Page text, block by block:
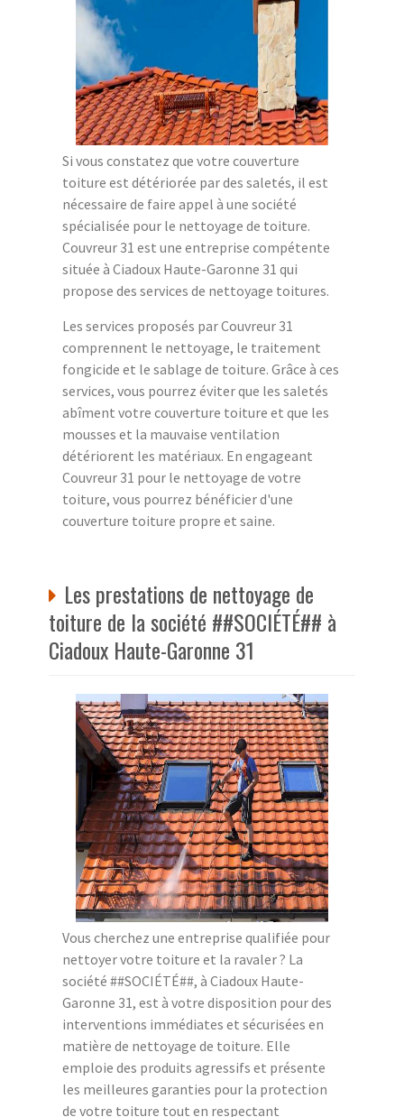
Si vous constatez que votre couverture
toiture est détériorée par des saletés, il est
nécessaire de faire appel à une société
spécialisée pour le nettoyage de toiture.
Couvreur 31 est une entreprise compétente
située à Ciadoux Haute-Garonne 31 qui
propose des services de nettoyage toitures.
Les services proposés par Couvreur 31
comprennent le nettoyage, le traitement
fongicide et le sablage de toiture. Grâce à ces
services, vous pourrez éviter que les saletés
abîment votre couverture toiture et que les
mousses et la mauvaise ventilation
détériorent les matériaux. En engageant
Couvreur 31 pour le nettoyage de votre
toiture, vous pourrez bénéficier d'une
couverture toiture propre et saine.
Les prestations de nettoyage de
toiture de la société ##SOCIÉTÉ## à
Ciadoux Haute-Garonne 31
Vous cherchez une entreprise qualifiée pour
nettoyer votre toiture et la ravaler ? La
société ##SOCIÉTÉ##, à Ciadoux Haute-
Garonne 31, est à votre disposition pour des
interventions immédiates et sécurisées en
matière de nettoyage de toiture. Elle
emploie des produits agressifs et présente
les meilleures garanties pour la protection
de votre toiture tout en respectant